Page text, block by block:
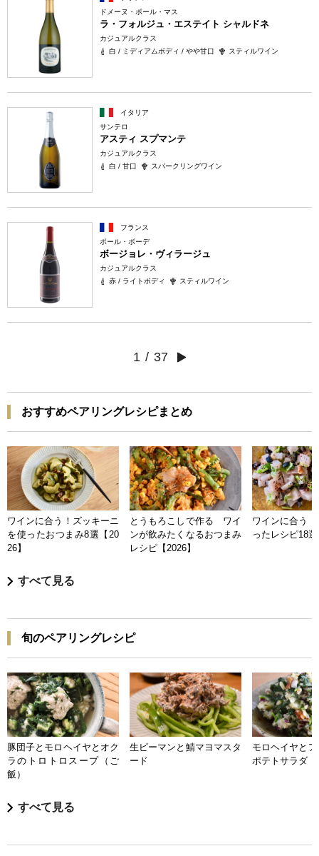
ドメーヌ・ポール・マス
ラ・フォルジュ・エステイト シャルドネ
カジュアルクラス
白 / ミディアムボディ / やや甘口
スティルワイン
イタリア
サンテロ
アスティ スプマンテ
カジュアルクラス
白 / 甘口
スパークリングワイン
フランス
ポール・ボーデ
ボージョレ・ヴィラージュ
カジュアルクラス
赤 / ライトボディ
スティルワイン
1 / 37
おすすめペアリングレシピまとめ
ワインに合う！ズッキーニ
を使ったおつまみ8選【20
26】
とうもろこしで作る ワイ
ンが飲みたくなるおつまみ
レシピ【2026】
ワインに合う
ったレシピ18
すべて見る
旬のペアリングレシピ
豚団子とモロヘイヤとオク
ラのトロトロスープ（ご
飯）
生ピーマンと鯖マヨマスタ
ード
モロヘイヤと
ポテトサラダ
すべて見る